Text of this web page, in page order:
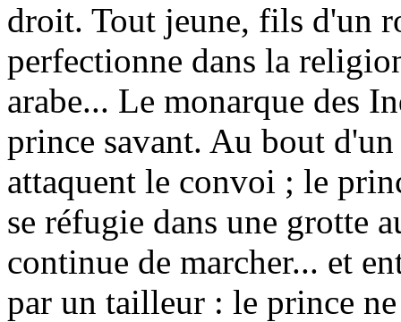
droit. Tout jeune, fils d'un
perfectionne dans la
arabe... Le monarque des
prince savant. Au bout
attaquent le convoi ; le
se réfugie dans une grotte
continue de marcher... et
par un tailleur : le prince